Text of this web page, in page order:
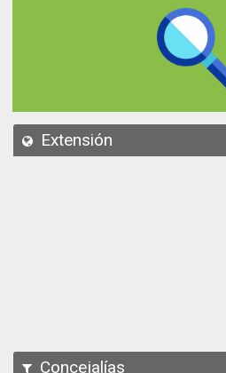
API
Extensión
Concejalías